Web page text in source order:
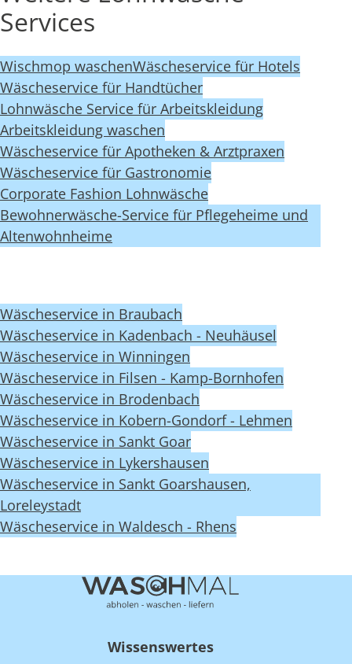
Services
Wischmop waschenWäscheservice für Hotels
Wäscheservice für Handtücher
Lohnwäsche Service für Arbeitskleidung
Arbeitskleidung waschen
Wäscheservice für Apotheken & Arztpraxen
Wäscheservice für Gastronomie
Corporate Fashion Lohnwäsche
Bewohnerwäsche-Service für Pflegeheime und
Altenwohnheime
Wäscheservice in Braubach
Wäscheservice in Kadenbach - Neuhäusel
Wäscheservice in Winningen
Wäscheservice in Filsen - Kamp-Bornhofen
Wäscheservice in Brodenbach
Wäscheservice in Kobern-Gondorf - Lehmen
Wäscheservice in Sankt Goar
Wäscheservice in Lykershausen
Wäscheservice in Sankt Goarshausen,
Loreleystadt
Wäscheservice in Waldesch - Rhens
Wissenswertes